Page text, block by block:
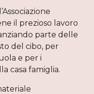
il prezioso lavoro
parte delle
del cibo, per
e per i
casa famiglia.